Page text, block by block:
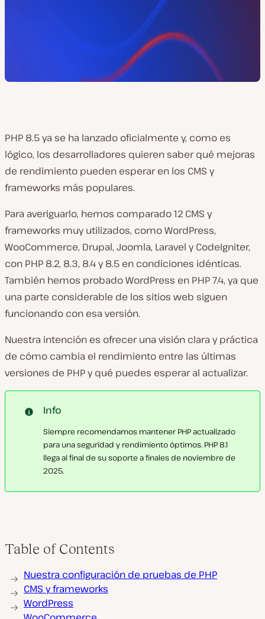
PHP 8.5 ya se ha lanzado oficialmente y, como es
lógico, los desarrolladores quieren saber qué mejoras
de rendimiento pueden esperar en los CMS y
frameworks más populares.
Para averiguarlo, hemos comparado 12 CMS y
frameworks muy utilizados, como WordPress,
WooCommerce, Drupal, Joomla, Laravel y CodeIgniter,
con PHP 8.2, 8.3, 8.4 y 8.5 en condiciones idénticas.
También hemos probado WordPress en PHP 7.4, ya que
una parte considerable de los sitios web siguen
funcionando con esa versión.
Nuestra intención es ofrecer una visión clara y práctica
de cómo cambia el rendimiento entre las últimas
versiones de PHP y qué puedes esperar al actualizar.
Info
Siempre recomendamos mantener PHP actualizado
para una seguridad y rendimiento óptimos. PHP 8.1
llega al final de su soporte a finales de noviembre de
2025.
Table of Contents
Nuestra configuración de pruebas de PHP
CMS y frameworks
WordPress